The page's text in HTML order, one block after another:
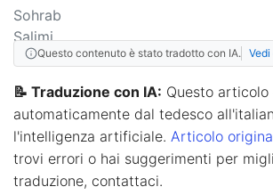
Questo contenuto è stato tradotto con IA.
📝 Traduzione con IA: Questo
automaticamente dal tedesco
l'intelligenza artificiale. Articolo
trovi errori o hai suggerimenti per
traduzione, contattaci.